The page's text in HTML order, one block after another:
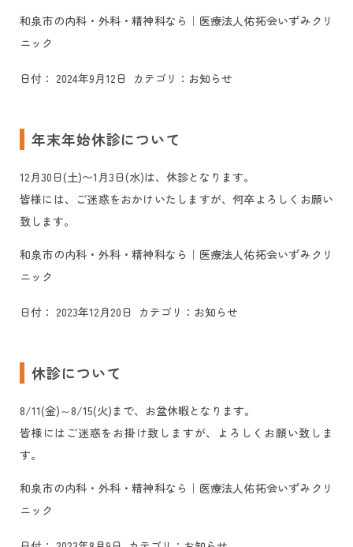
和泉市の内科・外科・精神科なら｜医療法人佑拓会いずみクリ
ニック
日付： 2024年9月12日 カテゴリ： お知らせ
年末年始休診について
12月30日(土)〜1月3日(水)は、休診となります。
皆様には、ご迷惑をおかけいたしますが、何卒よろしくお願い
致します。
和泉市の内科・外科・精神科なら｜医療法人佑拓会いずみクリ
ニック
日付： 2023年12月20日 カテゴリ： お知らせ
休診について
8/11(金)～8/15(火)まで、お盆休暇となります。
皆様にはご迷惑をお掛け致しますが、よろしくお願い致しま
す。
和泉市の内科・外科・精神科なら｜医療法人佑拓会いずみクリ
ニック